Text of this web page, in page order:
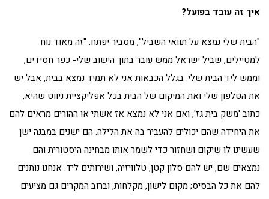
איך זה עובד בפועל?
"הבית שלי נמצא על תוואי השביל", מסביר יפתח. "זה מאוד נוח
למטיילים, שביל ישראל ממש עובר בתוך הישוב שלי- כפר חסידים,
וממש ליד הבית שלי. בגלל הכבאות אני לא תמיד נמצא בבית, אבל יש
את הטלפון שלי ואת המיקום של הבית בכל אפליקציית ניווט שהיא,
כתוב 'משק בית גז', ואם אני לא נמצא אז אשתי או ההורים מראים להם
את היחידה שהם יכולים להעביר בה את הלילה. הם ישנים במבנה ישן
שעשינו לו שיקום ושחזור כדי לשמר אותו מבחינה היסטורית והם
נמצאים שם, יש להם סלון קטן, טלוויזיה, ושירותים ליד. אנחנו נותנים
להם את כל הבסיס; מקום לישון, מקלחות, וברוב המקרים גם מציעים